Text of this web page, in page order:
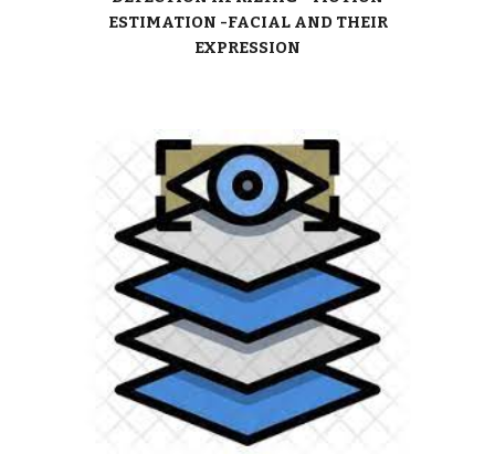
ESTIMATION -FACIAL AND THEIR
EXPRESSION